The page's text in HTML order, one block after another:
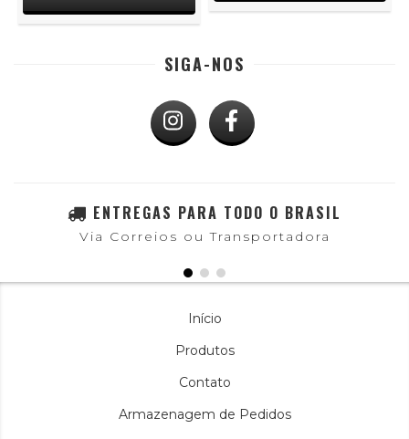
SIGA-NOS
ENTREGAS PARA TODO O BRASIL
Via Correios ou Transportadora
Início
Produtos
Contato
Armazenagem de Pedidos